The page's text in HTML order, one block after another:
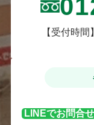
【受付時
LINEでお問合せ